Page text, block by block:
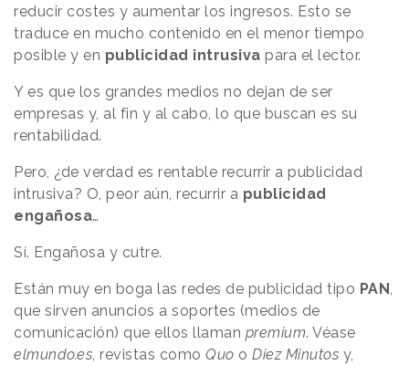
reducir costes y aumentar los ingresos. Esto se
traduce en mucho contenido en el menor tiempo
posible y en publicidad intrusiva para el lector.
Y es que los grandes medios no dejan de ser
empresas y, al fin y al cabo, lo que buscan es su
rentabilidad.
Pero, ¿de verdad es rentable recurrir a publicidad
intrusiva? O, peor aún, recurrir a publicidad
engañosa…
Sí. Engañosa y cutre.
Están muy en boga las redes de publicidad tipo PAN ,
que sirven anuncios a soportes (medios de
comunicación) que ellos llaman premium. Véase
elmundo.es, revistas como Quo o Diez Minutos y,